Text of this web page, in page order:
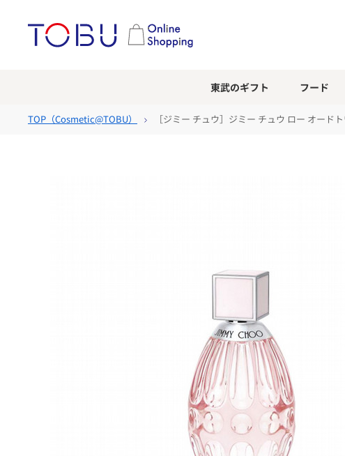
東武のギフト フード
TOP（Cosmetic@TOBU） ［ジミー チュウ］ジミー チュウ ロー オード